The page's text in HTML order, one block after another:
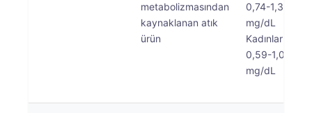
metabolizmasından
kaynaklanan atık
ürün
0,74-1,35
mg/dL
Kadınlar:
0,59-1,04
mg/dL